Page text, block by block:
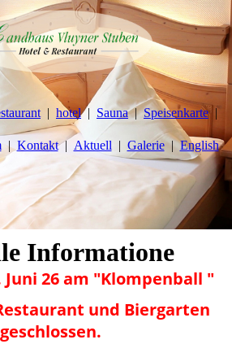
hotel Sauna Speisenkarte
Kontakt Aktuell Galerie English
Informatione
Juni 26 am "Klompenball "
und Biergarten
geschlossen.